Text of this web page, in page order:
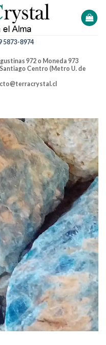
5873-8974
o Moneda 973
Centro (Metro U. de
Añadir
a la
lista de
deseos